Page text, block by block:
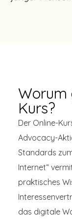
Worum
Kurs?
Der Online-
Advocacy-
Standards
Internet“
praktisches
das digitale